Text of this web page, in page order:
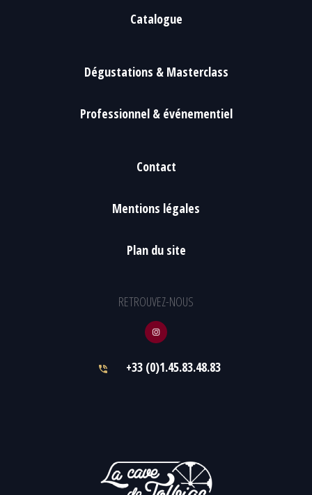
Catalogue
Dégustations & Masterclass
Professionnel & événementiel
Contact
Mentions légales
Plan du site
RETROUVEZ-NOUS
+33 (0)1.45.83.48.83